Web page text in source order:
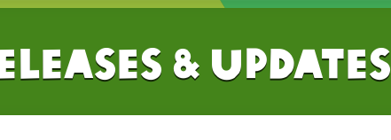
& Updates